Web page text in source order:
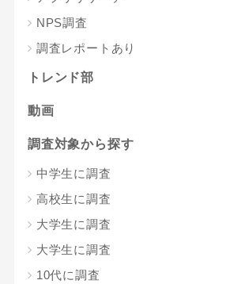
NPS調査
調査レポートあり
トレンド部
動画
調査対象から探す
中学生に調査
高校生に調査
大学生に調査
大学生に調査
10代に調査